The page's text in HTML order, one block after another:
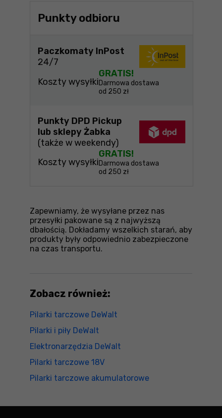
Punkty odbioru
Paczkomaty InPost
24/7
Koszty wysyłki
GRATIS!
Darmowa dostawa
od 250 zł
Punkty DPD Pickup
lub sklepy Żabka
(także w weekendy)
Koszty wysyłki
GRATIS!
Darmowa dostawa
od 250 zł
Zapewniamy, że wysyłane przez nas
przesyłki pakowane są z najwyższą
dbałością. Dokładamy wszelkich starań, aby
produkty były odpowiednio zabezpieczone
na czas transportu.
Zobacz również:
Pilarki tarczowe DeWalt
Pilarki i piły DeWalt
Elektronarzędzia DeWalt
Pilarki tarczowe 18V
Pilarki tarczowe akumulatorowe